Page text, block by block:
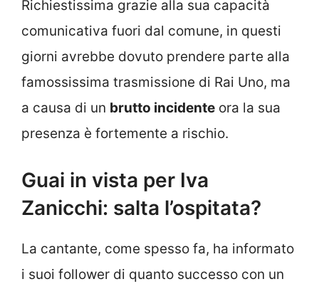
Richiestissima grazie alla sua capacità
comunicativa fuori dal comune, in questi
giorni avrebbe dovuto prendere parte alla
famossissima trasmissione di Rai Uno, ma
a causa di un brutto incidente ora la sua
presenza è fortemente a rischio.
Guai in vista per Iva
Zanicchi: salta l’ospitata?
La cantante, come spesso fa, ha informato
i suoi follower di quanto successo con un